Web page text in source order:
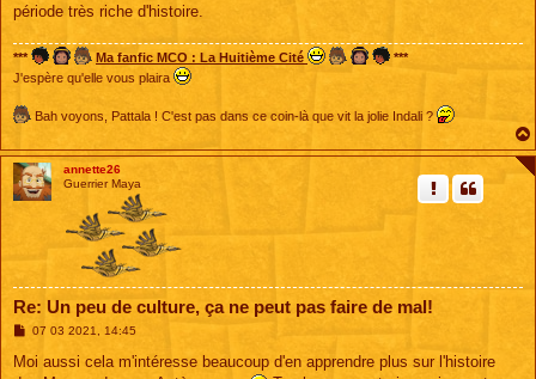
période très riche d'histoire.
*** Ma fanfic MCO : La Huitième Cité
***
J'espère qu'elle vous plaira
Bah voyons, Pattala ! C'est pas dans ce coin-là que vit la jolie Indali ?
annette26
Guerrier Maya
Re: Un peu de culture, ça ne peut pas faire de mal!
M
s
07 03 2021, 14:45
Moi aussi cela m'intéresse beaucoup d'en apprendre plus sur l'histoire